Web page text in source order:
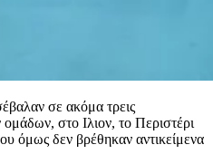
σε ακόμα τρεις
στο Ιλιον, το Περιστέρι
όμως δεν βρέθηκαν αντικείμενα